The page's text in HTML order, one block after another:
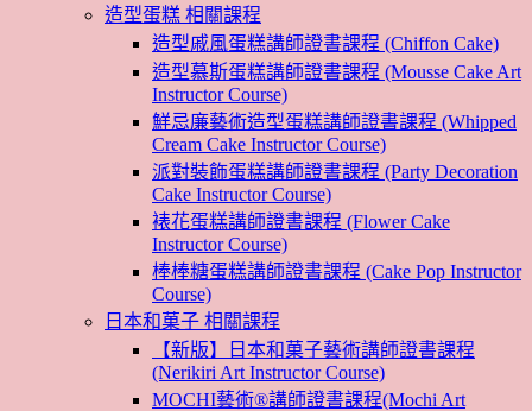
造型蛋糕 相關課程
造型戚風蛋糕講師證書課程 (Chiffon Cake)
造型慕斯蛋糕講師證書課程 (Mousse Cake Art
Instructor Course)
鮮忌廉藝術造型蛋糕講師證書課程 (Whipped
Cream Cake Instructor Course)
派對裝飾蛋糕講師證書課程 (Party Decoration
Cake Instructor Course)
裱花蛋糕講師證書課程 (Flower Cake
Instructor Course)
棒棒糖蛋糕講師證書課程 (Cake Pop Instructor
Course)
日本和菓子 相關課程
【新版】日本和菓子藝術講師證書課程
(Nerikiri Art Instructor Course)
MOCHI藝術®講師證書課程(Mochi Art